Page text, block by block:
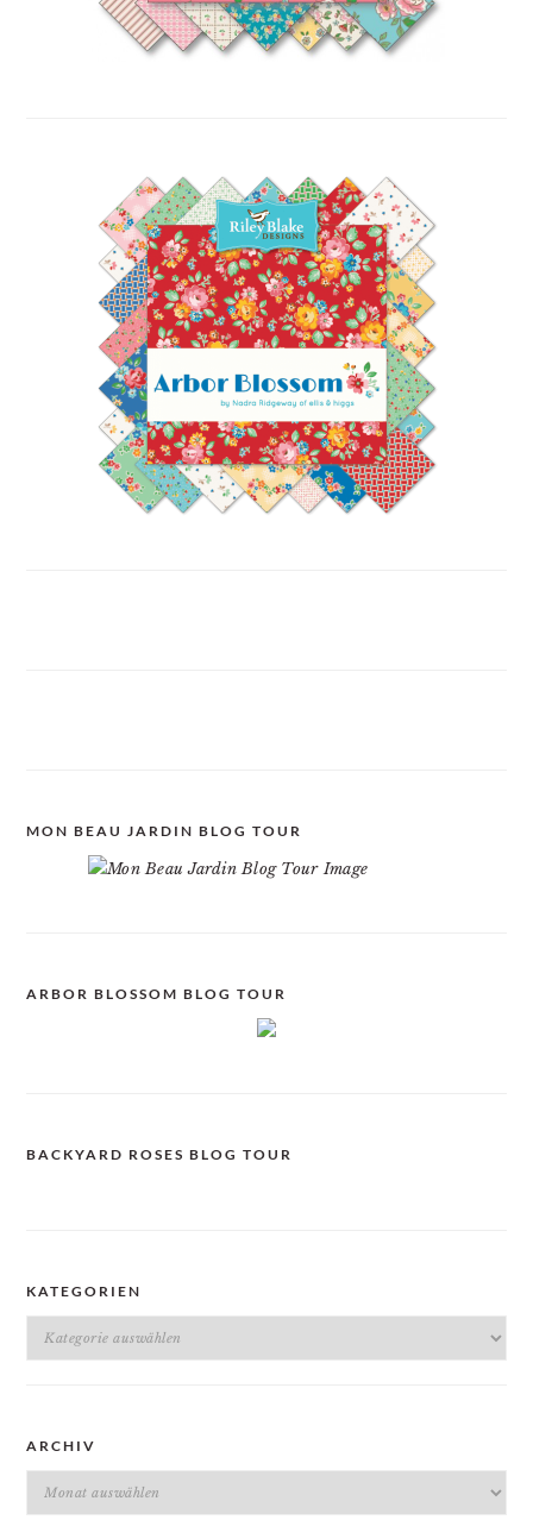
MON BEAU JARDIN BLOG TOUR
ARBOR BLOSSOM BLOG TOUR
BACKYARD ROSES BLOG TOUR
KATEGORIEN
Kategorien
ARCHIV
Archiv